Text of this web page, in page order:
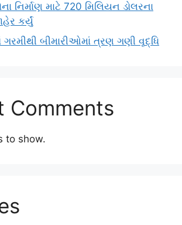
નિર્માણ માટે 720 મિલિયન ડોલરના
કર્યું
ગરમીથી બીમારીઓમાં ત્રણ ગણી વૃદ્ધિ
Comments
to show.